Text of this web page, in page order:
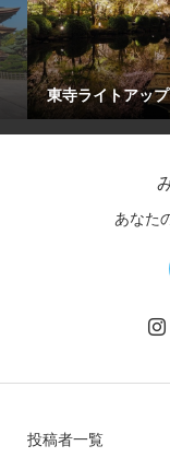
東寺ライトアップ
あなた
投稿者一覧